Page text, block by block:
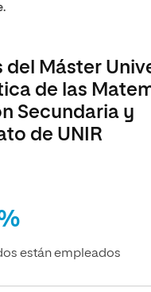
del Máster
de las
Secundaria y
de UNIR
están empleados